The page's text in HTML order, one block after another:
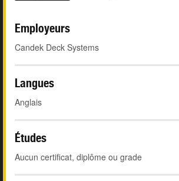
Employeurs
Candek Deck Systems
Langues
Anglais
Études
Aucun certificat, diplôme ou grade